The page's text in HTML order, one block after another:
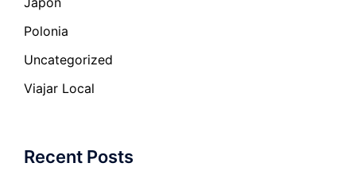
Polonia
Uncategorized
Viajar Local
Recent Posts